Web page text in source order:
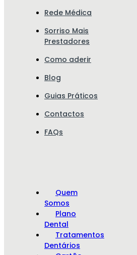
Rede Médica
Sorriso Mais
Prestadores
Como aderir
Blog
Guias Práticos
Contactos
FAQs
Quem
Somos
Plano
Dental
Tratamentos
Dentários